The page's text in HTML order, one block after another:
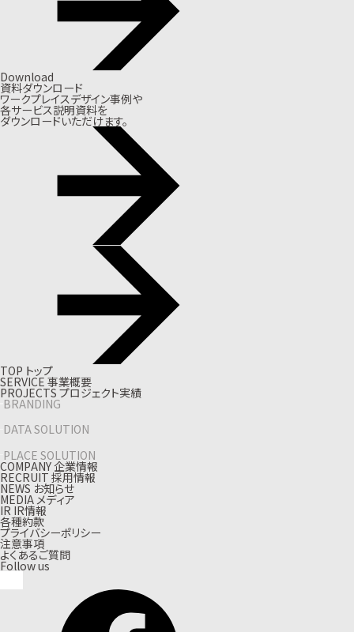
Download
資料ダウンロード
ワークプレイスデザイン事例や
各サービス説明資料を
ダウンロードいただけます。
TOP トップ
SERVICE 事業概要
PROJECTS プロジェクト実績
BRANDING
DATA SOLUTION
PLACE SOLUTION
COMPANY企業情報
RECRUIT 採用情報
NEWS お知らせ
MEDIA メディア
IR IR情報
各種約款
プライバシーポリシー
注意事項
よくあるご質問
Follow us